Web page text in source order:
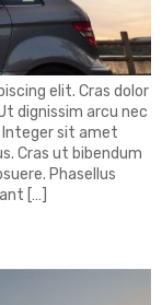
elit. Cras dolor
dignissim arcu nec
Integer sit amet
Cras ut bibendum
Phasellus
[…]